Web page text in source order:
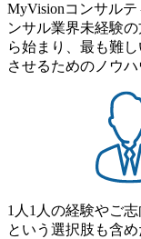
MyVisionコンサル
ンサル業界未経験
ら始まり、最も難
させるためのノウ
1人1人の経験やご
という選択肢も含